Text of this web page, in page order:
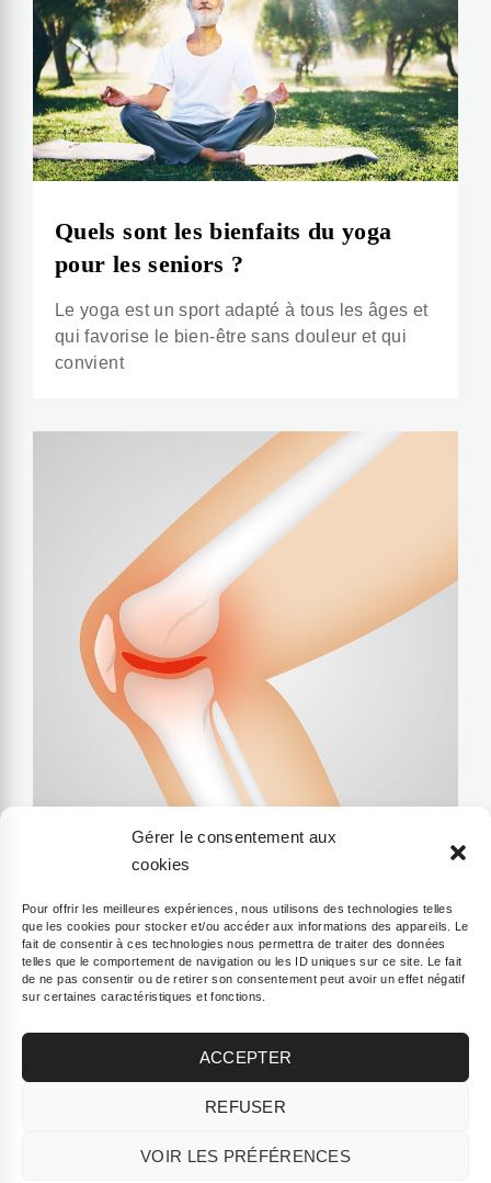
Gérer le consentement aux
cookies
Pour offrir les meilleures expériences, nous utilisons des technologies telles
que les cookies pour stocker et/ou accéder aux informations des appareils. Le
fait de consentir à ces technologies nous permettra de traiter des données
telles que le comportement de navigation ou les ID uniques sur ce site. Le fait
de ne pas consentir ou de retirer son consentement peut avoir un effet négatif
sur certaines caractéristiques et fonctions.
ACCEPTER
REFUSER
VOIR LES PRÉFÉRENCES
Quels sont les bienfaits du yoga
pour les seniors ?
Le yoga est un sport adapté à tous les âges et
qui favorise le bien-être sans douleur et qui
convient
Quels remèdes pour soigner
l’arthrose ?
L’arthrose touche en France quasiment une
ont plus de 65 ans. Il